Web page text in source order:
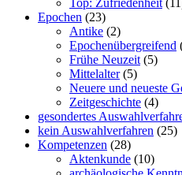
Epochen (23)
Antike (2)
Epochenübergreifend
Frühe Neuzeit (5)
Mittelalter(5)
Neuere und neueste
Zeitgeschichte (4)
gesondertes
kein Auswahlverfahren (25)
Kompetenzen (28)
Aktenkunde (10)